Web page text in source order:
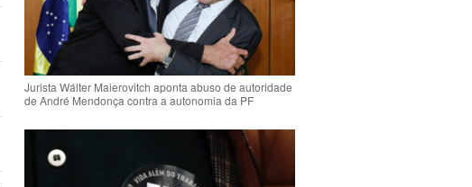
Jurista Wálter Maierovitch aponta abuso de autoridade
de André Mendonça contra a autonomia da PF